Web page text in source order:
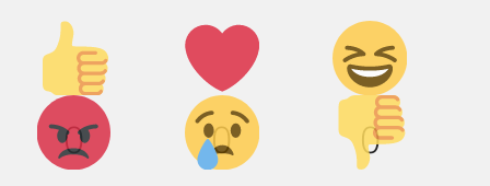
Палец
вверх!
0
Лайк!
0
Дикий
смех!
0
Агрессия!
Грусть
:(
Палец
вниз!